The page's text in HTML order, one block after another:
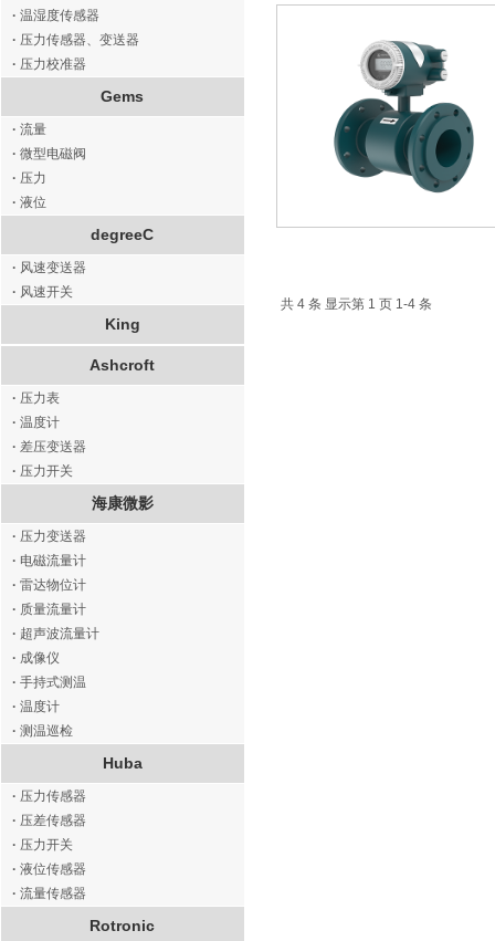
· 温湿度传感器
· 压力传感器、变送器
· 压力校准器
Gems
· 流量
· 微型电磁阀
· 压力
· 液位
degreeC
· 风速变送器
· 风速开关
King
Ashcroft
· 压力表
· 温度计
· 差压变送器
· 压力开关
海康微影
· 压力变送器
· 电磁流量计
· 雷达物位计
· 质量流量计
· 超声波流量计
· 成像仪
· 手持式测温
· 温度计
· 测温巡检
Huba
· 压力传感器
· 压差传感器
· 压力开关
· 液位传感器
· 流量传感器
Rotronic
共 4 条 显示第 1 页 1-4 条